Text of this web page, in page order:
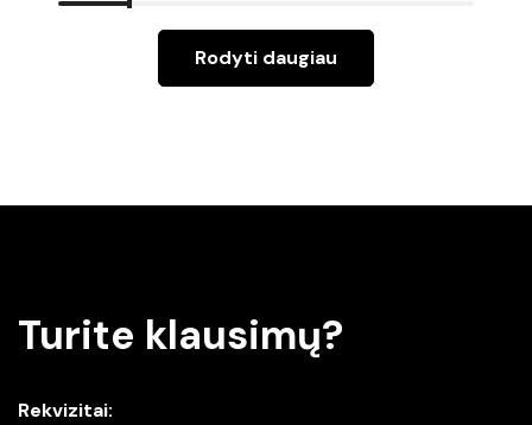
Rodyti daugiau
Turite klausimų?
Rekvizitai: